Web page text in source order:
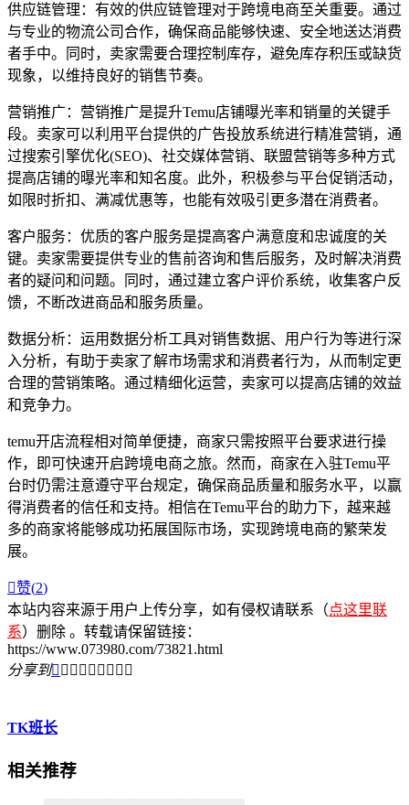
供应链管理：有效的供应链管理对于跨境电商至关重要。通过
与专业的物流公司合作，确保商品能够快速、安全地送达消费
者手中。同时，卖家需要合理控制库存，避免库存积压或缺货
现象，以维持良好的销售节奏。
营销推广：营销推广是提升Temu店铺曝光率和销量的关键手
段。卖家可以利用平台提供的广告投放系统进行精准营销，通
过搜索引擎优化(SEO)、社交媒体营销、联盟营销等多种方式
提高店铺的曝光率和知名度。此外，积极参与平台促销活动，
如限时折扣、满减优惠等，也能有效吸引更多潜在消费者。
客户服务：优质的客户服务是提高客户满意度和忠诚度的关
键。卖家需要提供专业的售前咨询和售后服务，及时解决消费
者的疑问和问题。同时，通过建立客户评价系统，收集客户反
馈，不断改进商品和服务质量。
数据分析：运用数据分析工具对销售数据、用户行为等进行深
入分析，有助于卖家了解市场需求和消费者行为，从而制定更
合理的营销策略。通过精细化运营，卖家可以提高店铺的效益
和竞争力。
temu开店流程相对简单便捷，商家只需按照平台要求进行操
作，即可快速开启跨境电商之旅。然而，商家在入驻Temu平
台时仍需注意遵守平台规定，确保商品质量和服务水平，以赢
得消费者的信任和支持。相信在Temu平台的助力下，越来越
多的商家将能够成功拓展国际市场，实现跨境电商的繁荣发
展。
赞(2)
本站内容来源于用户上传分享，如有侵权请联系（点这里联
系）删除 。转载请保留链接：
https://www.073980.com/73821.html
分享到        
TK班长
相关推荐